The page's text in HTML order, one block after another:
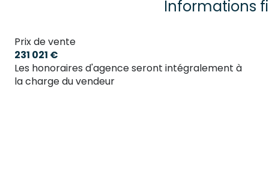
Informations
Prix de vente
231 021 €
Les honoraires d'agence seront intégralement à
la charge du vendeur